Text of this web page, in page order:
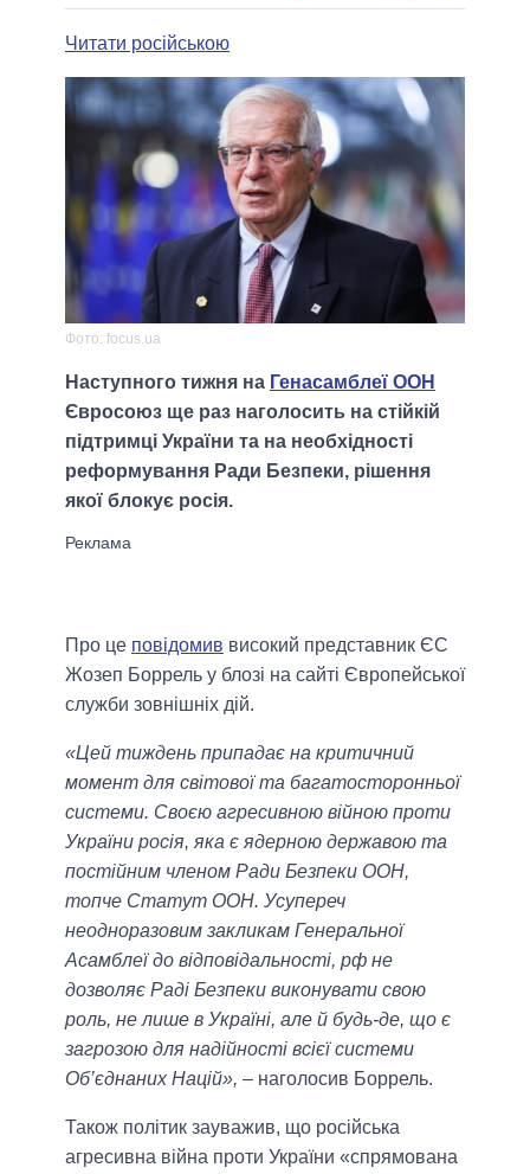
Читати російською
Фото: focus.ua
Наступного тижня на Генасамблеї ООН
Євросоюз ще раз наголосить на стійкій
підтримці України та на необхідності
реформування Ради Безпеки, рішення
якої блокує росія.
Про це повідомив високий представник ЄС
Жозеп Боррель у блозі на сайті Європейської
служби зовнішніх дій.
«Цей тиждень припадає на критичний
момент для світової та багатосторонньої
системи. Своєю агресивною війною проти
України росія, яка є ядерною державою та
постійним членом Ради Безпеки ООН,
топче Статут ООН. Усупереч
неодноразовим закликам Генеральної
Асамблеї до відповідальності, рф не
дозволяє Раді Безпеки виконувати свою
роль, не лише в Україні, але й будь-де, що є
загрозою для надійності всієї системи
Об’єднаних Націй», – наголосив Боррель.
Також політик зауважив, що російська
агресивна війна проти України «спрямована